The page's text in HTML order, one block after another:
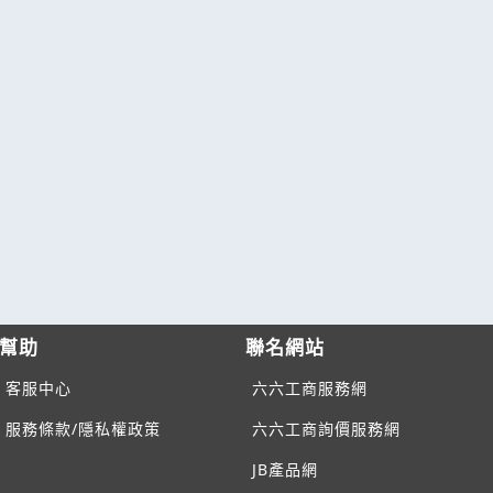
幫助
客服中心
服務條款/隱私權政策
聯名網站
六六工商服務網
六六工商詢價服務網
JB產品網